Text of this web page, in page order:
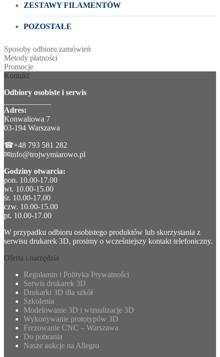
ZESTAWY FILAMENTÓW
POZOSTAŁE
Sposoby odbioru zamówień
Metody płatności
Promocje
Kontakt
Odbiory osobiste i serwis
Adres:
Konwaliowa 7
03-194 Warszawa
☎+48 793 581 282
✉info@trojwymiarowo.pl
Godziny otwarcia:
pon. 10.00-17.00
wt. 10.00-15.00
śr. 10.00-17.00
czw. 10.00-15.00
pt. 10.00-17.00
W przypadku odbioru osobistego produktów lub skorzystania z
serwisu drukarek 3D, prosimy o wcześniejszy kontakt telefoniczny.
Oferta i narzędzia
Regulamin i Polityka Prywatności
Serwis drukarek 3D
Drukarki 3D dla szkół
Szkolenia
Modelowanie 3D i wizualizacje 3D
Wykonywanie prototypów 3D
Frezowanie CNC – Warszawa
Do pobrania
Nasze aukcje na Allegro